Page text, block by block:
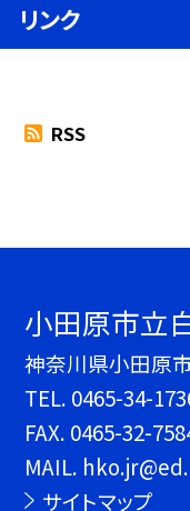
リンク
RSS
小田原市立
神奈川県小田原
TEL. 0465-34-
FAX. 0465-32-
MAIL.
サイトマップ